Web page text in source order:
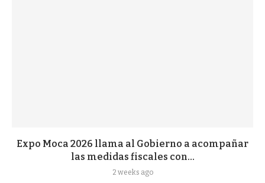
Expo Moca 2026 llama al Gobierno a acompañar
las medidas fiscales con...
2 weeks ago